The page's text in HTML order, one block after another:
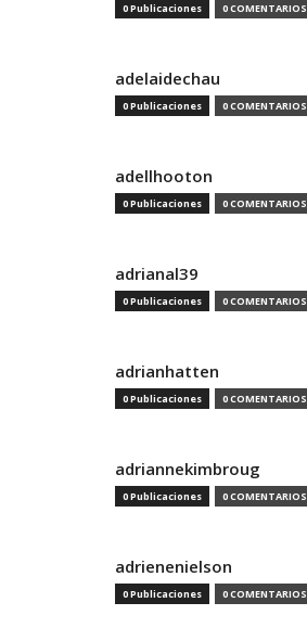
0 Publicaciones 0 COMENTARIOS
adelaidechau
0 Publicaciones 0 COMENTARIOS
adellhooton
0 Publicaciones 0 COMENTARIOS
adrianal39
0 Publicaciones 0 COMENTARIOS
adrianhatten
0 Publicaciones 0 COMENTARIOS
adriannekimbroug
0 Publicaciones 0 COMENTARIOS
adrienenielson
0 Publicaciones 0 COMENTARIOS